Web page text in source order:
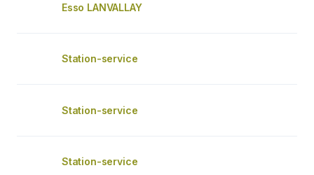
Esso LANVALLAY
Station-service
Station-service
Station-service